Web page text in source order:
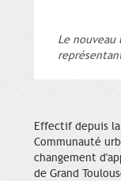
Le nouveau
Effectif depuis
Communauté
changement
de Grand